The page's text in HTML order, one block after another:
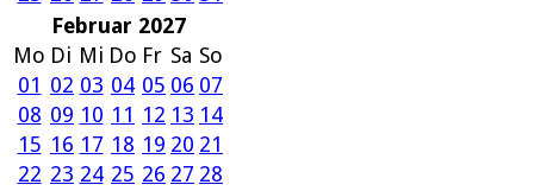
Februar 2027
Mo Di Mi Do Fr Sa So
01 02 03 04 05 06 07
08 09 10 11 12 13 14
15 16 17 18 19 20 21
22 23 24 25 26 27 28